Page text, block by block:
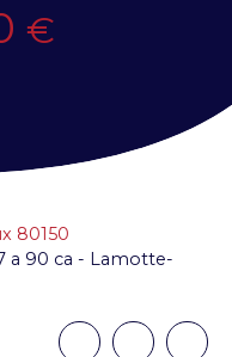
€
80150
a 90 ca - Lamotte-